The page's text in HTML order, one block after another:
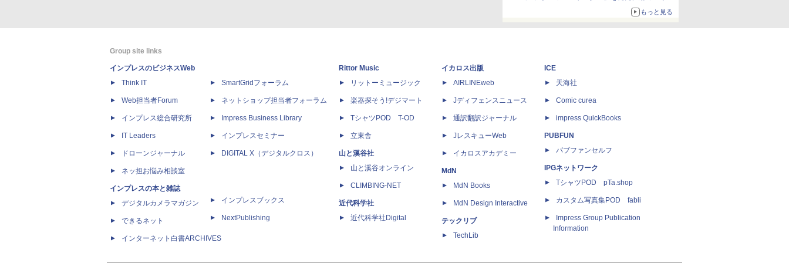
もっと見る
Group site links
インプレスのビジネスWeb
Think IT
Web担当者Forum
インプレス総合研究所
IT Leaders
ドローンジャーナル
ネッ担お悩み相談室
インプレスの本と雑誌
デジタルカメラマガジン
できるネット
インターネット白書ARCHIVES
SmartGridフォーラム
ネットショップ担当者フォーラム
Impress Business Library
インプレスセミナー
DIGITAL X（デジタルクロス）
インプレスブックス
NextPublishing
Rittor Music
リットーミュージック
楽器探そう!デジマート
TシャツPOD T-OD
立東舎
山と溪谷社
山と溪谷オンライン
CLIMBING-NET
近代科学社
近代科学社Digital
イカロス出版
AIRLINEweb
Jディフェンスニュース
通訳翻訳ジャーナル
JレスキューWeb
イカロスアカデミー
MdN
MdN Books
MdN Design Interactive
テックリブ
TechLib
ICE
天海社
Comic curea
impress QuickBooks
PUBFUN
パブファンセルフ
IPGネットワーク
TシャツPOD pTa.shop
カスタム写真集POD fabli
Impress Group Publication
Information